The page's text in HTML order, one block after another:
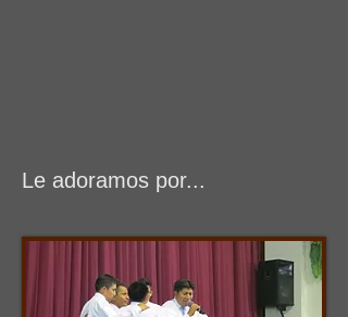
Le adoramos por...